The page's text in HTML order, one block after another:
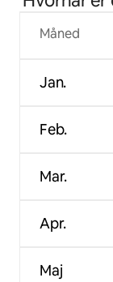
Måned
Jan.
Feb.
Mar.
Apr.
Maj